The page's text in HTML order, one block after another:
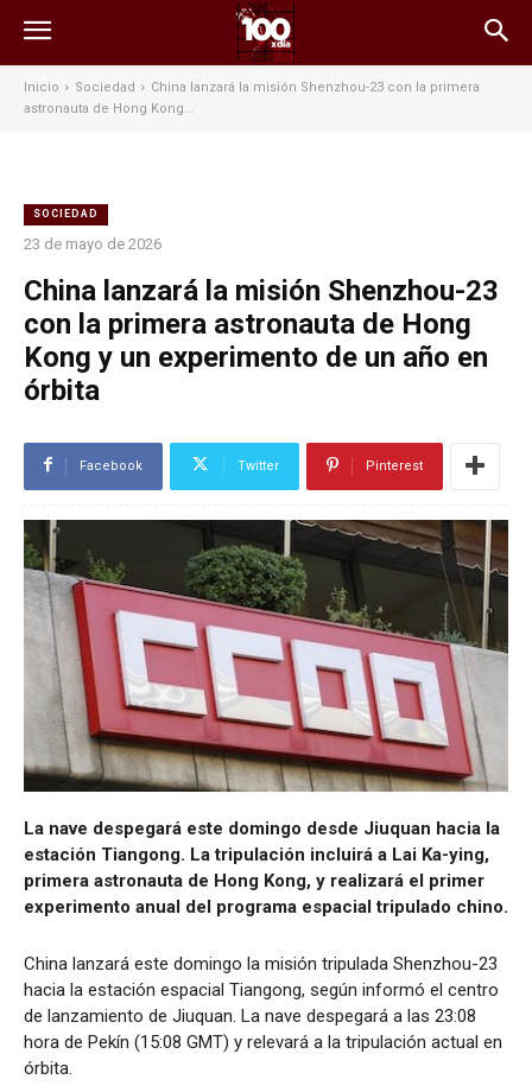
Inicio Sociedad
China lanzará la misión Shenzhou-23 con la primera
astronauta de Hong Kong...
SOCIEDAD
23 de mayo de 2026
China lanzará la misión Shenzhou-23
con la primera astronauta de Hong
Kong y un experimento de un año en
órbita
Facebook Twitter Pinterest
La nave despegará este domingo desde Jiuquan hacia la
estación Tiangong. La tripulación incluirá a Lai Ka-ying,
primera astronauta de Hong Kong, y realizará el primer
experimento anual del programa espacial tripulado chino.
China lanzará este domingo la misión tripulada Shenzhou-23
hacia la estación espacial Tiangong, según informó el centro
de lanzamiento de Jiuquan. La nave despegará a las 23:08
hora de Pekín (15:08 GMT) y relevará a la tripulación actual en
órbita.